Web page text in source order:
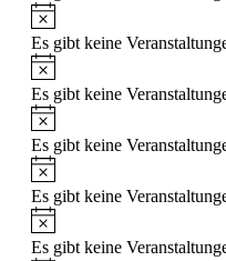
Es gibt keine
Es gibt keine
Es gibt keine
Es gibt keine
Es gibt keine